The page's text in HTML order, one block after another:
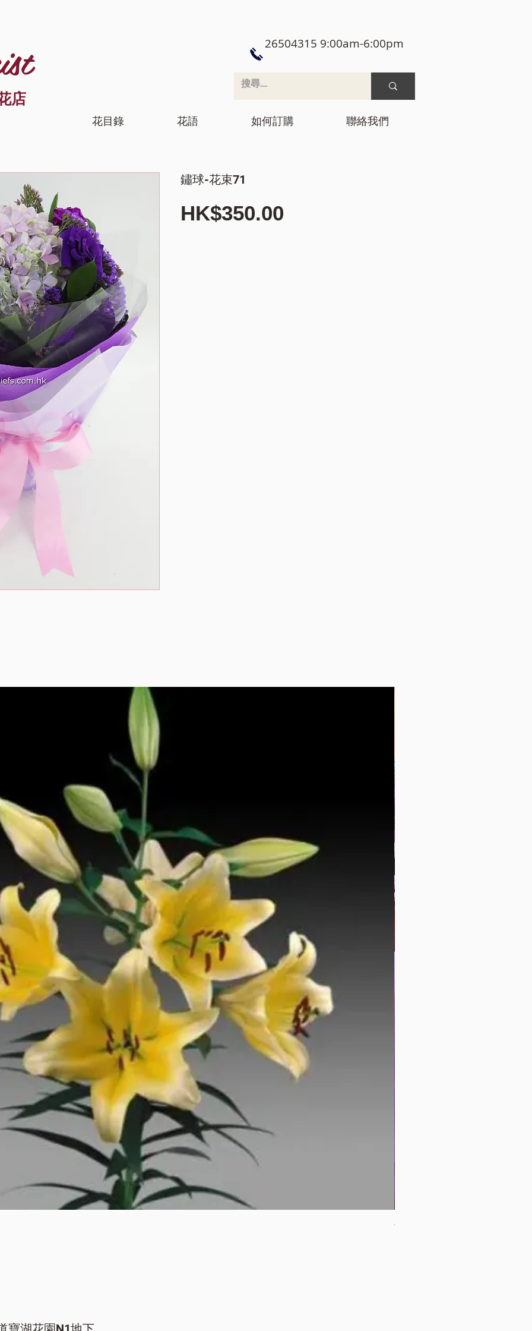
店
26504315 9:00am-6:00pm
花目錄 花語 如何訂購 聯絡我們
鏽球-花束71
HK$350.00價
母親節花束2